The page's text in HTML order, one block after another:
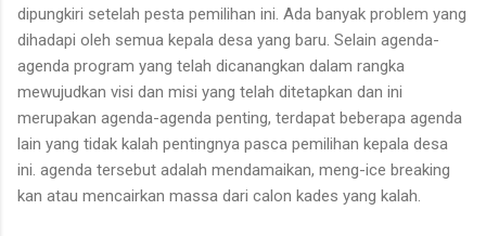
dipungkiri setelah pesta pemilihan ini. Ada banyak problem yang
dihadapi oleh semua kepala desa yang baru. Selain agenda-
agenda program yang telah dicanangkan dalam rangka
mewujudkan visi dan misi yang telah ditetapkan dan ini
merupakan agenda-agenda penting, terdapat beberapa agenda
lain yang tidak kalah pentingnya pasca pemilihan kepala desa
ini. agenda tersebut adalah mendamaikan, meng-ice breaking
kan atau mencairkan massa dari calon kades yang kalah.